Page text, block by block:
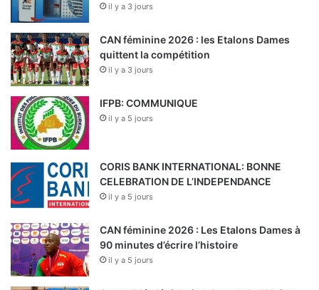
il y a 3 jours
CAN féminine 2026 : les Etalons Dames
quittent la compétition
il y a 3 jours
IFPB: COMMUNIQUE
il y a 5 jours
CORIS BANK INTERNATIONAL: BONNE
CELEBRATION DE L’INDEPENDANCE
il y a 5 jours
CAN féminine 2026 : Les Etalons Dames à
90 minutes d’écrire l’histoire
il y a 5 jours